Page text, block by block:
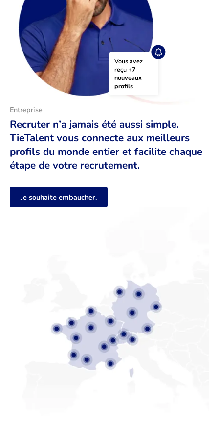
Vous avez
reçu +7
nouveaux
profils
Entreprise
Recruter n’a jamais été aussi simple.
TieTalent vous connecte aux meilleurs
profils du monde entier et facilite chaque
étape de votre recrutement.
Je souhaite embaucher.